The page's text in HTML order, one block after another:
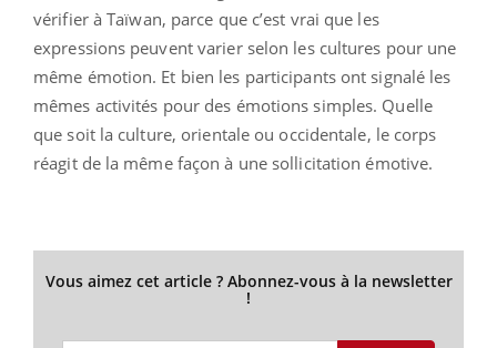
vérifier à Taïwan, parce que c’est vrai que les
expressions peuvent varier selon les cultures pour une
même émotion. Et bien les participants ont signalé les
mêmes activités pour des émotions simples. Quelle
que soit la culture, orientale ou occidentale, le corps
réagit de la même façon à une sollicitation émotive.
Vous aimez cet article ? Abonnez-vous à la newsletter
!